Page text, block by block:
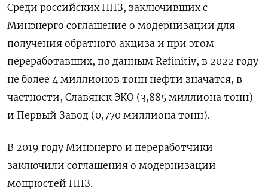
Среди российских НПЗ, заключивших с
Минэнерго соглашение о модернизации для
получения обратного акциза и при этом
переработавших, по данным Refinitiv, в 2022 году
не более 4 миллионов тонн нефти значатся, в
частности, Славянск ЭКО (3,885 миллиона тонн)
и Первый Завод (0,770 миллиона тонн).
В 2019 году Минэнерго и переработчики
заключили соглашения о модернизации
мощностей НПЗ.